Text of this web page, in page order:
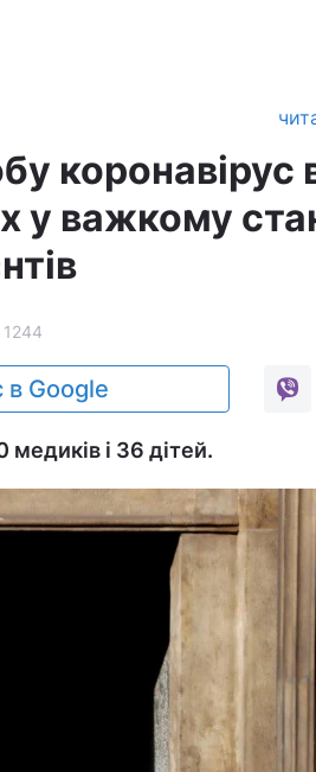
коронавірус
у важкому
1244
в Google
і 36 дітей.